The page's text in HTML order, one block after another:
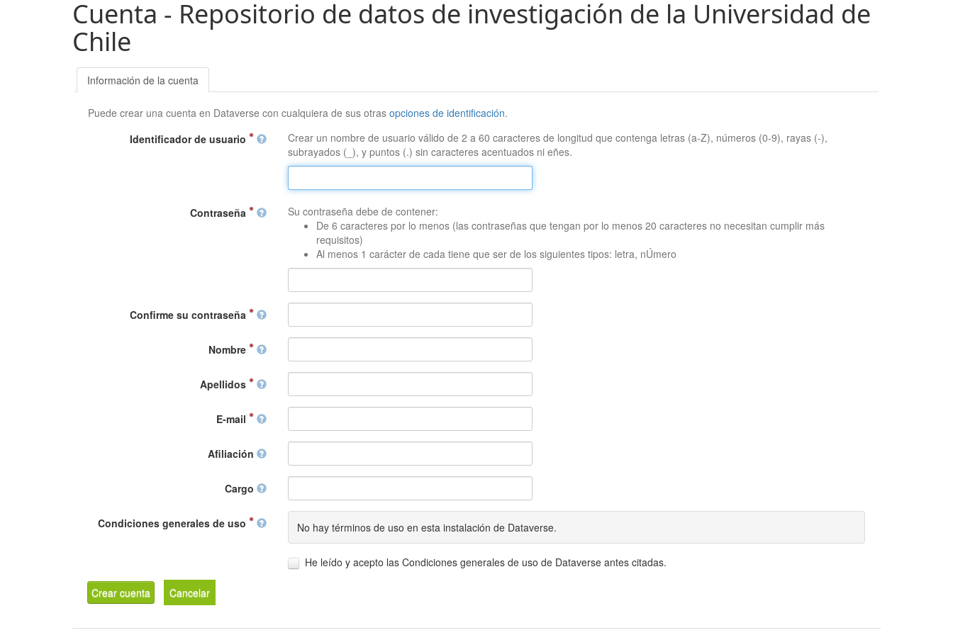
Cuenta - Repositorio de datos de investigación de la Universidad de
Chile
Información de la cuenta
Puede crear una cuenta en Dataverse con cualquiera de sus otrasopciones de identificación.
Identificador de usuario
Crear un nombre de usuario válido de 2 a 60 caracteres de longitud que contenga letras (a-Z), números (0-9), rayas (-),
subrayados (_), y puntos (.) sin caracteres acentuados ni eñes.
Contraseña
Su contraseña debe de contener:
De 6 caracteres por lo menos (las contraseñas que tengan por lo menos 20 caracteres no necesitan cumplir más
requisitos)
Al menos 1 carácter de cada tiene que ser de los siguientes tipos: letra, nÚmero
Confirme su contraseña
Nombre
Apellidos
E-mail
Afiliación
Cargo
Condiciones generales de uso No hay términos de uso en esta instalación de Dataverse.
He leído y acepto las Condiciones generales de uso de Dataverse antes citadas.
Crear cuenta Cancelar